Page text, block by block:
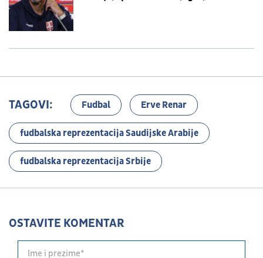
TAGOVI: Fudbal Erve Renar
fudbalska reprezentacija Saudijske Arabije
fudbalska reprezentacija Srbije
OSTAVITE KOMENTAR